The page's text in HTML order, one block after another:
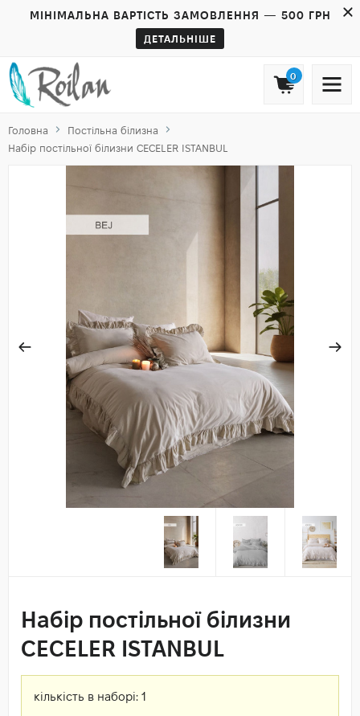
МІНІМАЛЬНА ВАРТІСТЬ ЗАМОВЛЕННЯ — 500 ГРН
ДЕТАЛЬНІШЕ
0
Головна
Постільна білизна
Набір постільної білизни CECELER ISTANBUL
Набір постільної білизни
CECELER ISTANBUL
кількість в наборі: 1